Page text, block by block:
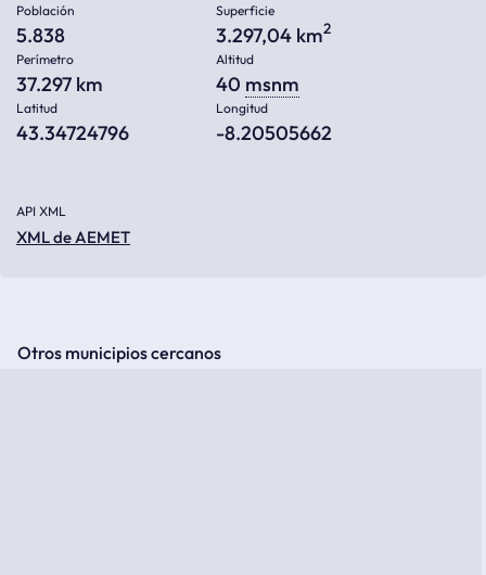
Población
5.838
Superficie
3.297,04 km2
Perímetro
37.297 km
Altitud
40 msnm
Latitud
43.34724796
Longitud
-8.20505662
API XML
XML de AEMET
Otros municipios cercanos